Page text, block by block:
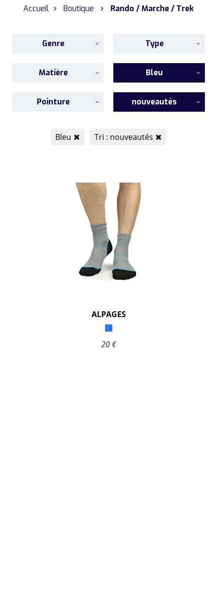
Accueil Boutique Rando / Marche / Trek
Genre Type
Matière Bleu
Pointure nouveautés
Bleu Tri : nouveautés
ALPAGES
20 €